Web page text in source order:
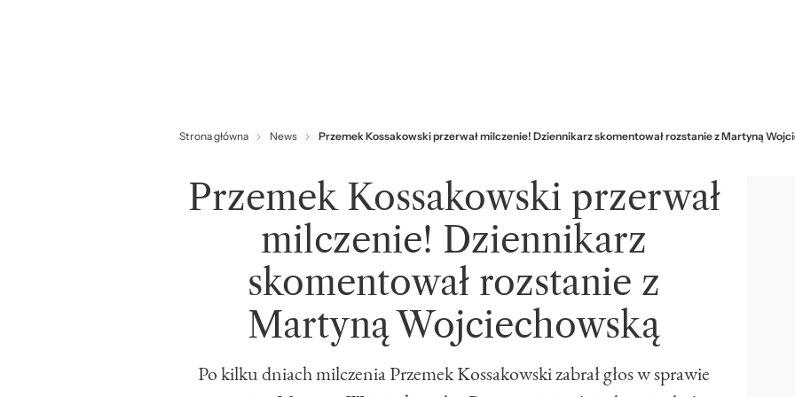
Strona główna News Przemek Kossakowski przerwał milczenie! Dziennikarz skomentował rozstanie z Martyną
Przemek Kossakowski przerwał
milczenie! Dziennikarz
skomentował rozstanie z
Martyną Wojciechowską
Po kilku dniach milczenia Przemek Kossakowski zabrał głos w sprawie